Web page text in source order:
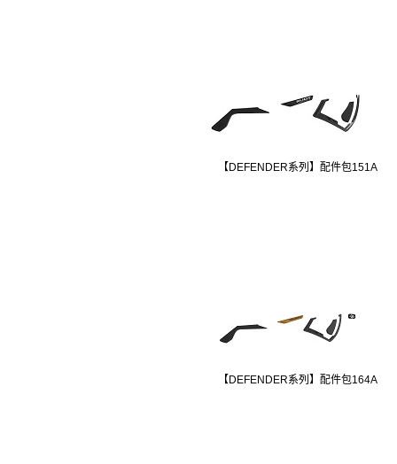
【DEFENDER系列】配件包151A
【DEFENDER系列】配件包164A